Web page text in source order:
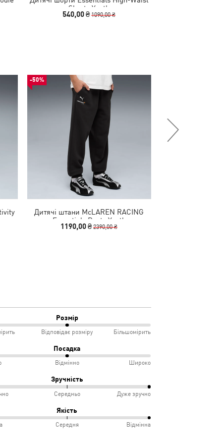
Shorts Youth
540,00 ₴1090,00 ₴
-50%
Дитячі штани McLAREN RACING
Essentials Pants Youth
1190,00 ₴2390,00 ₴
Розмір
Відповідає розміру Більшомірить
Посадка
Відмінно Широко
Зручність
Середньо Дуже зручно
Якість
Середня Відмінна